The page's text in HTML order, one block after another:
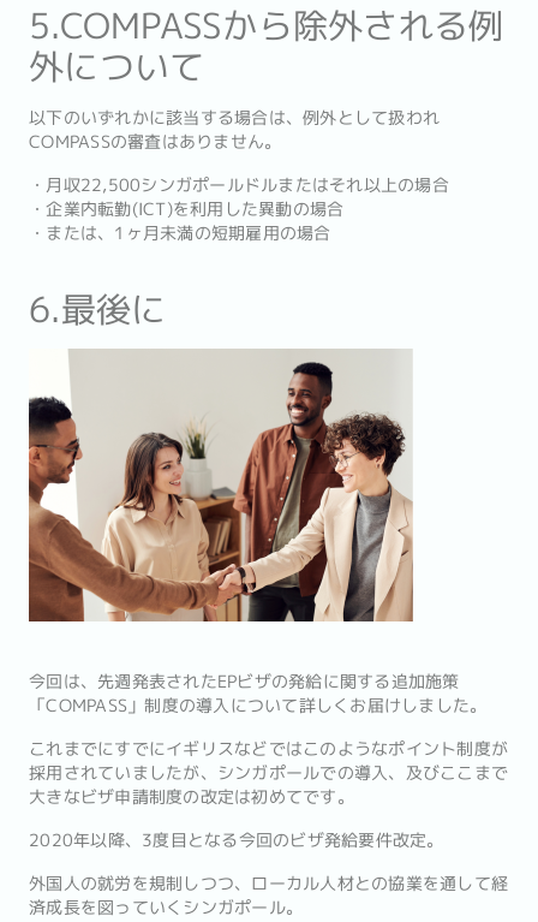
5.COMPASSから除外される例
外について
以下のいずれかに該当する場合は、例外として扱われ
COMPASSの審査はありません。
・月収22,500シンガポールドルまたはそれ以上の場合
・企業内転勤(ICT)を利用した異動の場合
・または、1ヶ月未満の短期雇用の場合
6.最後に
今回は、先週発表されたEPビザの発給に関する追加施策
「COMPASS」制度の導入について詳しくお届けしました。
これまでにすでにイギリスなどではこのようなポイント制度が
採用されていましたが、シンガポールでの導入、及びここまで
大きなビザ申請制度の改定は初めてです。
2020年以降、3度目となる今回のビザ発給要件改定。
外国人の就労を規制しつつ、ローカル人材との協業を通して経
済成長を図っていくシンガポール。